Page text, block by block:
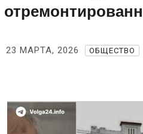
23 МАРТА, 2026 ОБЩЕСТВО